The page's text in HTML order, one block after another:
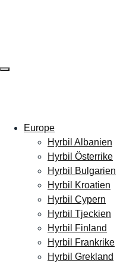
Europe
Hyrbil Albanien
Hyrbil Österrike
Hyrbil Bulgarien
Hyrbil Kroatien
Hyrbil Cypern
Hyrbil Tjeckien
Hyrbil Finland
Hyrbil Frankrike
Hyrbil Grekland